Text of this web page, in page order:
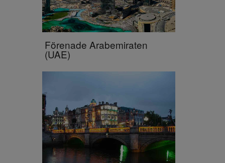
Förenade Arabemiraten
(UAE)